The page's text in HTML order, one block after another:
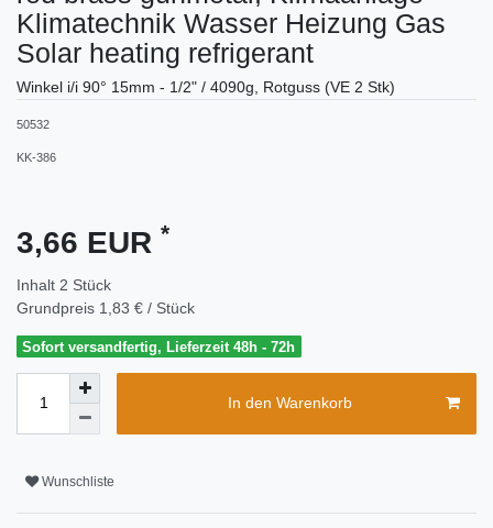
Klimatechnik Wasser Heizung Gas
Solar heating refrigerant
Winkel i/i 90° 15mm - 1/2" / 4090g, Rotguss (VE 2 Stk)
50532
KK-386
3,66 EUR *
Inhalt 2 Stück
Grundpreis 1,83 € / Stück
Sofort versandfertig, Lieferzeit 48h - 72h
In den Warenkorb
Wunschliste